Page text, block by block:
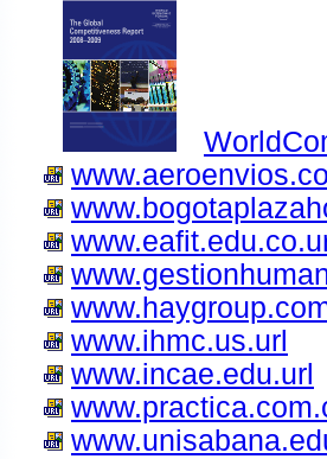
www.ihmc.us.url
www.incae.edu.url